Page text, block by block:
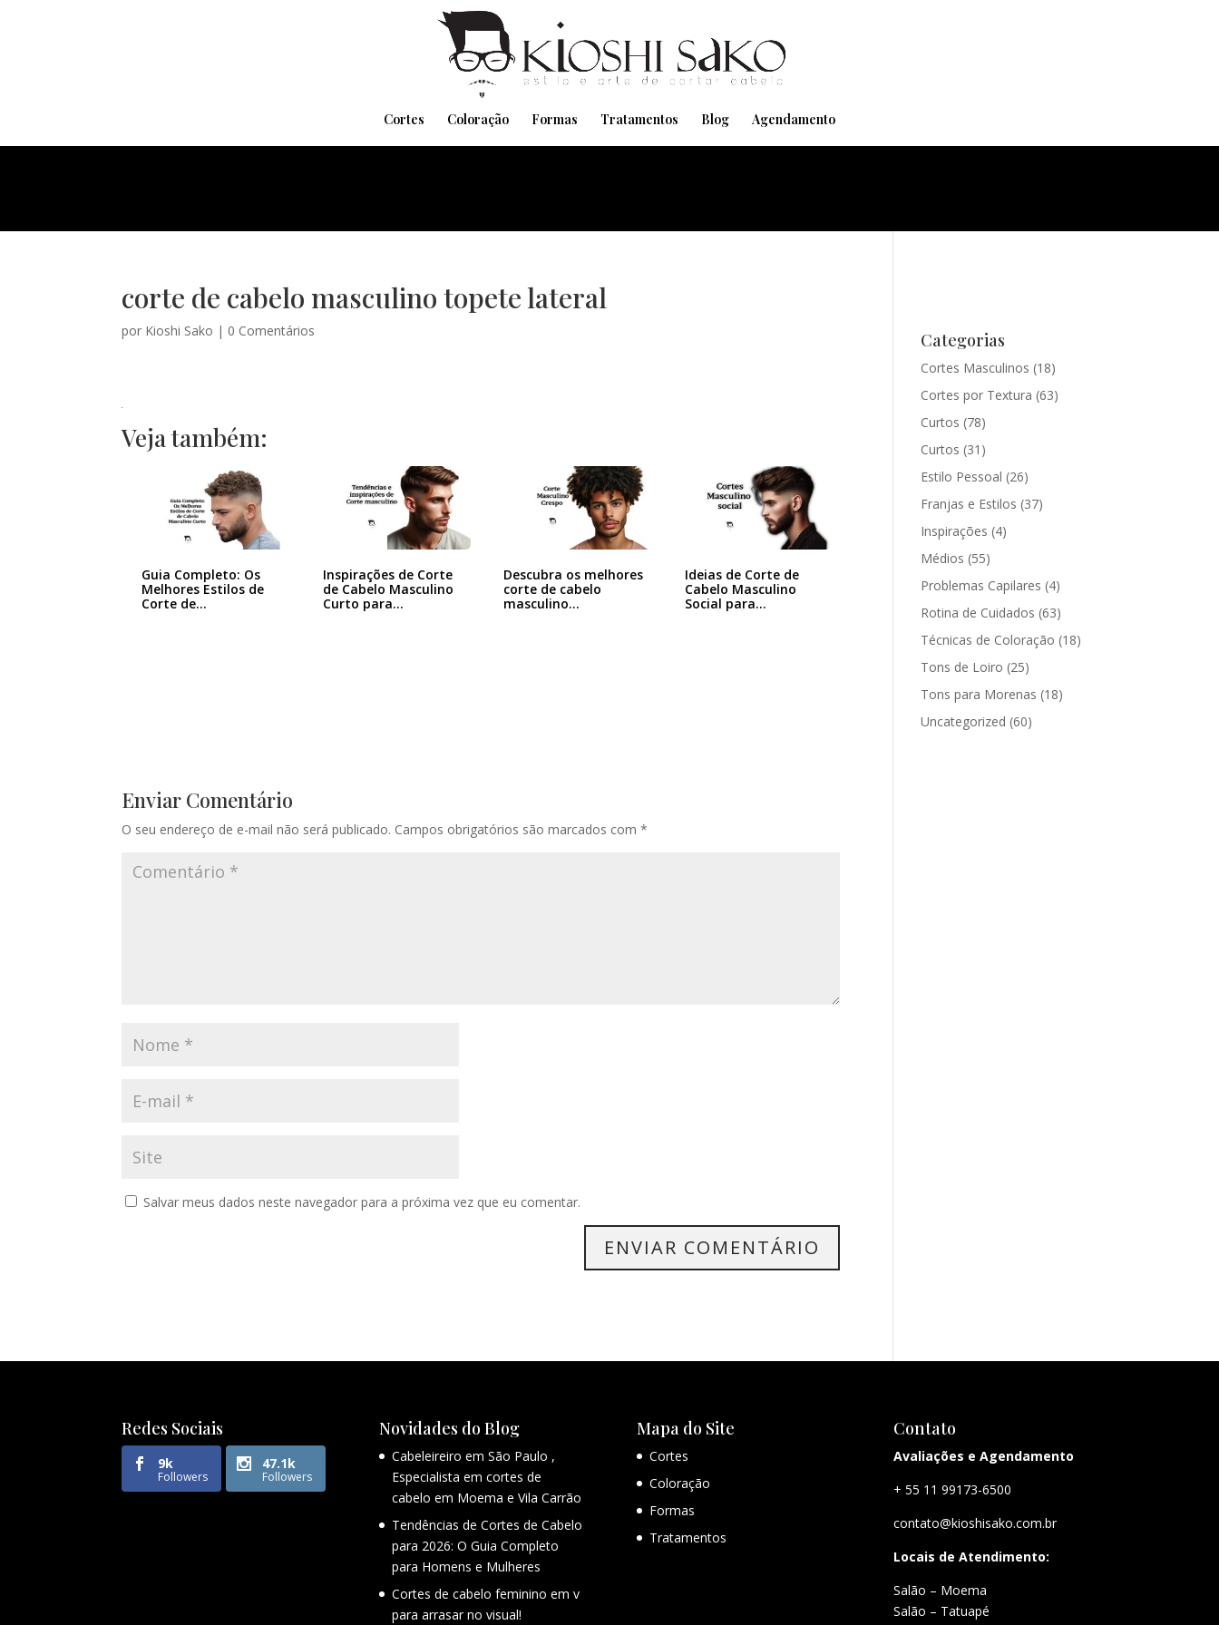
Cortes Coloração Formas Tratamentos Blog Agendamento
corte de cabelo masculino topete lateral
por Kioshi Sako | 0 Comentários
Veja também:
Guia Completo: Os
Melhores Estilos de
Corte de…
Inspirações de Corte
de Cabelo Masculino
Curto para…
Descubra os melhores
corte de cabelo
masculino…
Ideias de Corte de
Cabelo Masculino
Social para…
Enviar Comentário
O seu endereço de e-mail não será publicado. Campos obrigatórios são marcados com*
Salvar meus dados neste navegador para a próxima vez que eu comentar.
Categorias
Cortes Masculinos (18)
Cortes por Textura (63)
Curtos (78)
Curtos (31)
Estilo Pessoal (26)
Franjas e Estilos (37)
Inspirações (4)
Médios (55)
Problemas Capilares (4)
Rotina de Cuidados (63)
Técnicas de Coloração (18)
Tons de Loiro (25)
Tons para Morenas (18)
Uncategorized (60)
Redes Sociais
9k
Followers
47.1k
Followers
Novidades do Blog
Cabeleireiro em São Paulo ,
Especialista em cortes de
cabelo em Moema e Vila Carrão
Tendências de Cortes de Cabelo
para 2026: O Guia Completo
para Homens e Mulheres
Cortes de cabelo feminino em v
para arrasar no visual!
Mapa do Site
Cortes
Coloração
Formas
Tratamentos
Contato
Avaliações e Agendamento
+ 55 11 99173-6500
contato@kioshisako.com.br
Locais de Atendimento:
Salão – Moema
Salão – Tatuapé
Pensando em transformar seu Visual??
Agende pelo Whatsapp